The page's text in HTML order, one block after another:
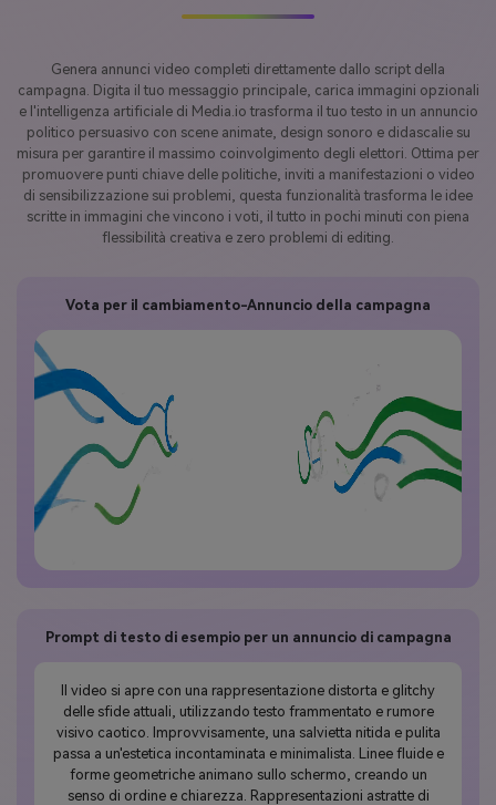
Genera annunci video completi direttamente dallo script della
campagna. Digita il tuo messaggio principale, carica immagini opzionali
e l'intelligenza artificiale di Media.io trasforma il tuo testo in un annuncio
politico persuasivo con scene animate, design sonoro e didascalie su
misura per garantire il massimo coinvolgimento degli elettori. Ottima per
promuovere punti chiave delle politiche, inviti a manifestazioni o video
di sensibilizzazione sui problemi, questa funzionalità trasforma le idee
scritte in immagini che vincono i voti, il tutto in pochi minuti con piena
flessibilità creativa e zero problemi di editing.
Prompt di testo di esempio per un annuncio di campagna
Il video si apre con una rappresentazione distorta e glitchy
delle sfide attuali, utilizzando testo frammentato e rumore
visivo caotico. Improvvisamente, una salvietta nitida e pulita
passa a un'estetica incontaminata e minimalista. Linee fluide e
forme geometriche animano sullo schermo, creando un
senso di ordine e chiarezza. Rappresentazioni astratte di
Vota per il cambiamento-Annuncio della campagna